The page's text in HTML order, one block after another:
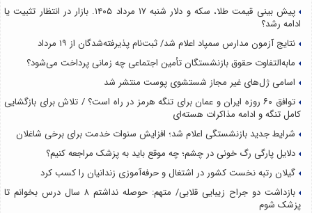
پیش بینی قیمت طلا، سکه و دلار شنبه ۱۷ مرداد ۱۴۰۵. بازار در انتظار تثبیت یا
ادامه رشد؟
نتایج آزمون مدارس سمپاد اعلام شد/ ثبت‌نام پذیرفته‌شدگان از ۱۹ مرداد
مابه‌التفاوت حقوق بازنشستگان تأمین اجتماعی چه زمانی پرداخت می‌شود؟
اسامی ژل‌های غیر مجاز شستشوی پوست منتشر شد
توافق ۶۰ روزه ایران و عمان برای تنگه هرمز در راه است؟ / تلاش برای بازگشایی
کامل تنگه و ادامه مذاکرات هسته‌ای
شرایط جدید بازنشستگی اعلام شد؛ افزایش سنوات خدمت برای برخی شاغلان
دلایل پارگی رگ خونی در چشم؛ چه موقع باید به پزشک مراجعه کنیم؟
گیلان رتبه نخست کشور در اشتغال و حرفه‌آموزی زندانیان را کسب کرد
بازداشت دو جراح زیبایی قلابی/ متهم: حوصله نداشتم ۸ سال درس بخوانم تا
پزشک شوم